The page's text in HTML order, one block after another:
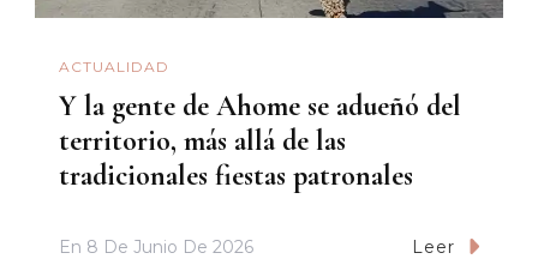
ACTUALIDAD
Y la gente de Ahome se adueñó del
territorio, más allá de las
tradicionales fiestas patronales
En 8 De Junio De 2026 Leer